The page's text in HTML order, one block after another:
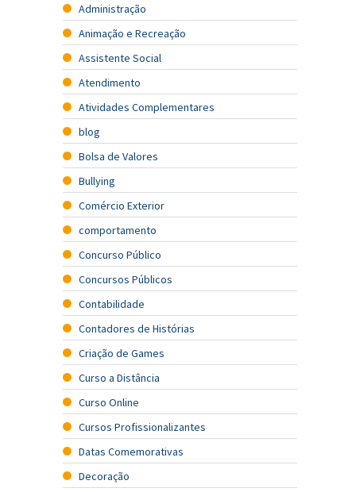
Administração
Animação e Recreação
Assistente Social
Atendimento
Atividades Complementares
blog
Bolsa de Valores
Bullying
Comércio Exterior
comportamento
Concurso Público
Concursos Públicos
Contabilidade
Contadores de Histórias
Criação de Games
Curso a Distância
Curso Online
Cursos Profissionalizantes
Datas Comemorativas
Decoração